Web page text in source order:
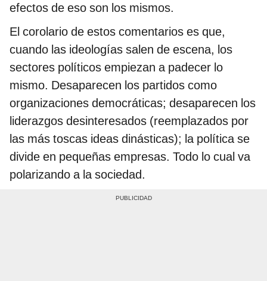
efectos de eso son los mismos.
El corolario de estos comentarios es que,
cuando las ideologías salen de escena, los
sectores políticos empiezan a padecer lo
mismo. Desaparecen los partidos como
organizaciones democráticas; desaparecen los
liderazgos desinteresados (reemplazados por
las más toscas ideas dinásticas); la política se
divide en pequeñas empresas. Todo lo cual va
polarizando a la sociedad.